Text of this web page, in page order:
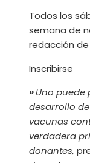
Todos los
semana de
redacción de
Inscribirse
»Uno puede
desarrollo
vacunas
verdadera
donantes,